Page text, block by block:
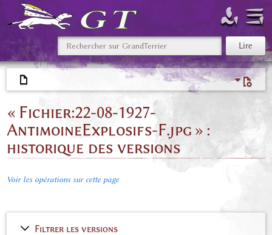
« Fichier:22-08-1927-
AntimoineExplosifs-F.jpg » :
historique des versions
Voir les opérations sur cette page
Filtrer les versions